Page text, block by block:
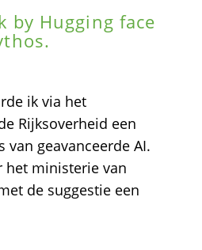
by Hugging face
ik via het
Rijksoverheid een
geavanceerde AI.
het ministerie van
de suggestie een